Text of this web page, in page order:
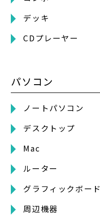
デッキ
CDプレーヤー
パソコン
ノートパソコン
デスクトップ
Mac
ルーター
グラフィックボード
周辺機器